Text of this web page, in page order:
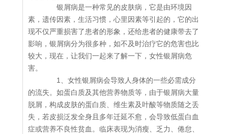
银屑病是一种常见的皮肤病，它是由环境因
素，遗传因素，生活习惯，心里因素等引起的，它的出
现不仅严重损害了患者的形象，还给患者的健康带去了
影响，银屑病分为很多种，如不及时治疗它的危害也比
较大，现在，让我们一起来了解一下，女性银屑病危
害。
1、女性银屑病会导致人身体的一些必需成分
的流失。如蛋白质及其他营养物质等，由于银屑病大量
脱屑，构成皮肤的蛋白质、维生素及叶酸等物质随之丢
失，若皮损泛发全身且多年迁延不愈，会导致低蛋白血
症或营养不良性贫血。临床表现为消瘦、乏力、倦怠、